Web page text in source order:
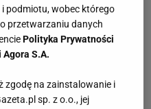
podmiotu, wobec którego
przetwarzaniu danych
Polityka Prywatności
S.A.
zgodę na zainstalowanie i
sp. z o.o., jej